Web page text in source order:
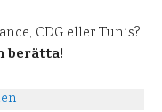
CDG eller Tunis?
berätta!